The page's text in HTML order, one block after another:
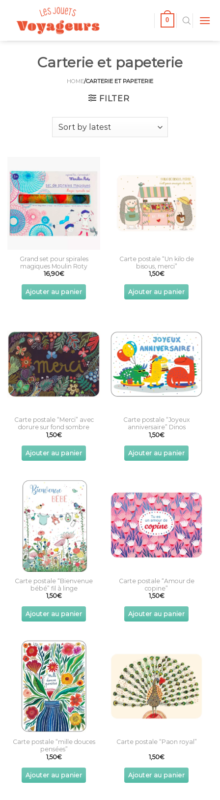
contenu
0
Carterie et papeterie
HOME/CARTERIE ET PAPETERIE
FILTER
Grand set pour spirales
magiques Moulin Roty
16,90€
Ajouter au panier
Carte postale “Un kilo de
bisous, merci”
1,50€
Ajouter au panier
Carte postale “Merci” avec
dorure sur fond sombre
1,50€
Ajouter au panier
Carte postale “Joyeux
anniversaire” Dinos
1,50€
Ajouter au panier
Carte postale “Bienvenue
bébé” fil à linge
1,50€
Ajouter au panier
Carte postale “Amour de
copine”
1,50€
Ajouter au panier
Carte postale “mille douces
pensées”
1,50€
Ajouter au panier
Carte postale “Paon royal”
1,50€
Ajouter au panier